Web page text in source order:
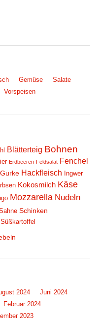
Gemüse
Salate
Vorspeisen
Blätterteig Bohnen
Erdbeeren Feldsalat Fenchel
Gurke Hackfleisch Ingwer
Kokosmilch Käse
Mozzarella Nudeln
Schinken
Süßkartoffel
2024
Juni 2024
Februar 2024
2023